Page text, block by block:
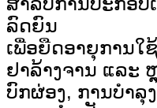
ລົດຍົນ
ເພື່ອຍືດອາຍຸການໃ
ຢາລ້າງຈານ ແລະ
ບົກຜ່ອງ, ການບຳລຸ